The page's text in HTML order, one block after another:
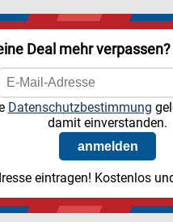
Deal mehr
Datenschutzbestimmung
damit einverstanden.
eintragen! Kostenlos